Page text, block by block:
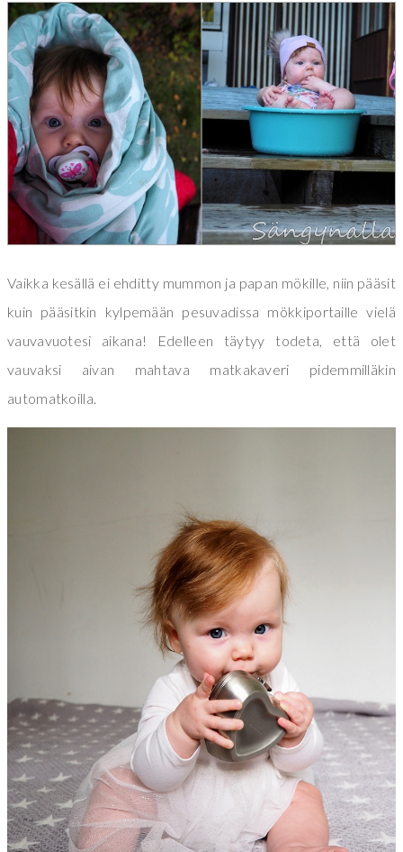
Vaikka kesällä ei ehditty mummon ja papan mökille, niin pääsit
kuin pääsitkin kylpemään pesuvadissa mökkiportaille vielä
vauvavuotesi aikana! Edelleen täytyy todeta, että olet
vauvaksi aivan mahtava matkakaveri pidemmilläkin
automatkoilla.